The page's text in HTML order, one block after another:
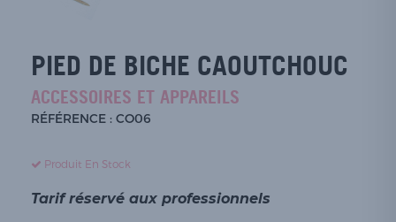
PIED DE BICHE CAOUTCHOUC
ACCESSOIRES ET APPAREILS
RÉFÉRENCE : CO06
Produit En Stock
Tarif réservé aux professionnels